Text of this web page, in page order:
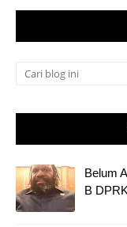
Belum
B